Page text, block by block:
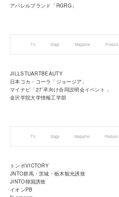
アパレルブランド「RGRG」
TV Stage Magazine Produce
JILLSTUARTBEAUTY
日本コカ・コーラ「ジョージア」
マイナビ「27`卒向け合同説明会イベント 」
金沢学院大学情報工学部
TV Stage Magazine Produce
トンボVICTORY
JNTO群馬・茨城・栃木観光誘致
JINTO韓国誘致
イオンPB